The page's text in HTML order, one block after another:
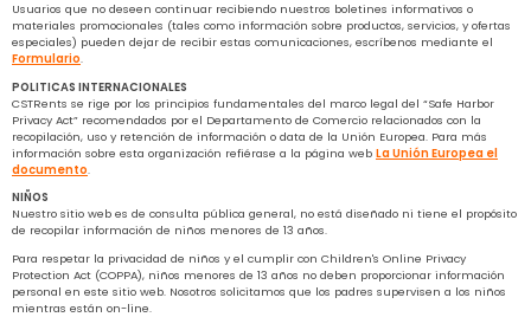
Usuarios que no deseen continuar recibiendo nuestros boletines informativos o
materiales promocionales (tales como información sobre productos, servicios, y ofertas
especiales) pueden dejar de recibir estas comunicaciones, escríbenos mediante el
Formulario.
POLITICAS INTERNACIONALES
CSTRents se rige por los principios fundamentales del marco legal del “Safe Harbor
Privacy Act” recomendados por el Departamento de Comercio relacionados con la
recopilación, uso y retención de información o data de la Unión Europea. Para más
información sobre esta organización refiérase a la página web La Unión Europea el
documento.
NIÑOS
Nuestro sitio web es de consulta pública general, no está diseñado ni tiene el propósito
de recopilar información de niños menores de 13 años.
Para respetar la privacidad de niños y el cumplir con Children's Online Privacy
Protection Act (COPPA), niños menores de 13 años no deben proporcionar información
personal en este sitio web. Nosotros solicitamos que los padres supervisen a los niños
mientras están on-line.